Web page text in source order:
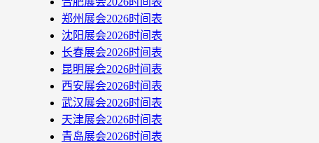
郑州展会2026时间表
沈阳展会2026时间表
长春展会2026时间表
昆明展会2026时间表
西安展会2026时间表
武汉展会2026时间表
天津展会2026时间表
青岛展会2026时间表